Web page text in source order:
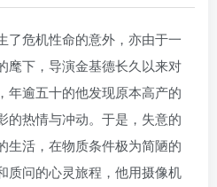
了危机性命的意外，亦由于一
麾下，导演金基德长久以来对
年逾五十的他发现原本高产的
的热情与冲动。于是，失意的
生活，在物质条件极为简陋的
质问的心灵旅程，他用摄像机